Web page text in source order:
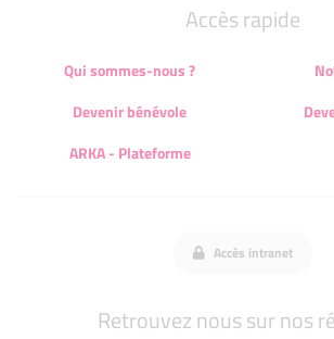
Accès rapide
Qui sommes-nous ?
Devenir bénévole
ARKA - Plateforme
Accès intranet
Retrouvez nous sur nos